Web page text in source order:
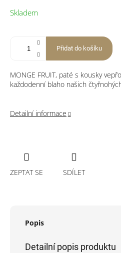
cena:
Skladem
Přidat do košíku
MONGE FRUIT, paté s kousky
každodenní blaho našich
Detailní informace
ZEPTAT SE SDÍLET
Popis
Detailní popis produktu